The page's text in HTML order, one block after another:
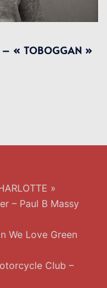
– « TOBOGGAN »
»
– Paul B Massy
We Love Green
Club –